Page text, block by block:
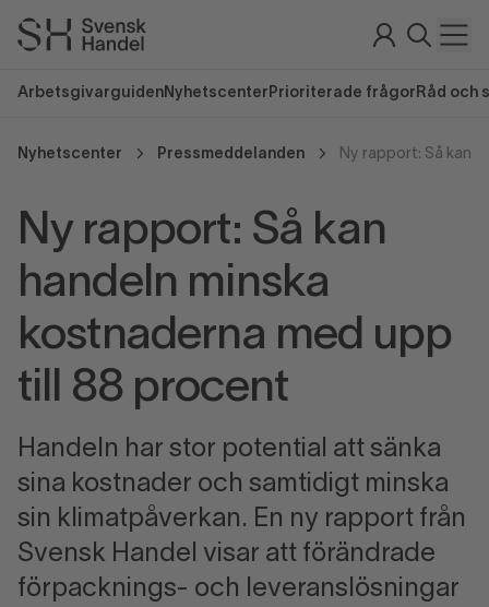
Arbetsgivarguiden Nyhetscenter Prioriterade frågor Råd och
Nyhetscenter Pressmeddelanden
Ny rapport: Så kan
handeln minska
kostnaderna med upp
till 88 procent
Handeln har stor potential att sänka
sina kostnader och samtidigt minska
sin klimatpåverkan. En ny rapport från
Svensk Handel visar att förändrade
förpacknings- och leveranslösningar